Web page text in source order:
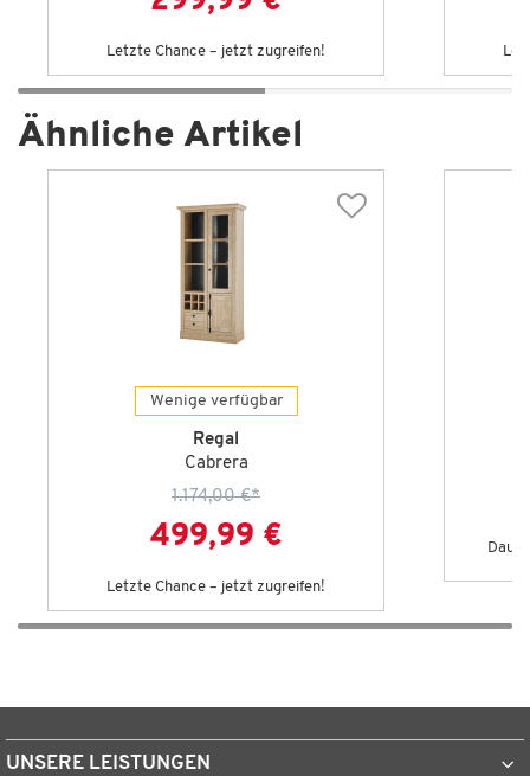
Letzte Chance – jetzt zugreifen!
Ähnliche Artikel
Wenige verfügbar
Regal
Cabrera
1.174,00 €*
499,99 €
Letzte Chance – jetzt zugreifen!
UNSERE LEISTUNGEN